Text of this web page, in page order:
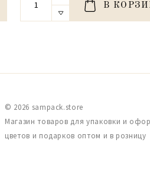
В
© 2026 sampack.store
Магазин товаров для упаковки и
цветов и подарков оптом и в розницу